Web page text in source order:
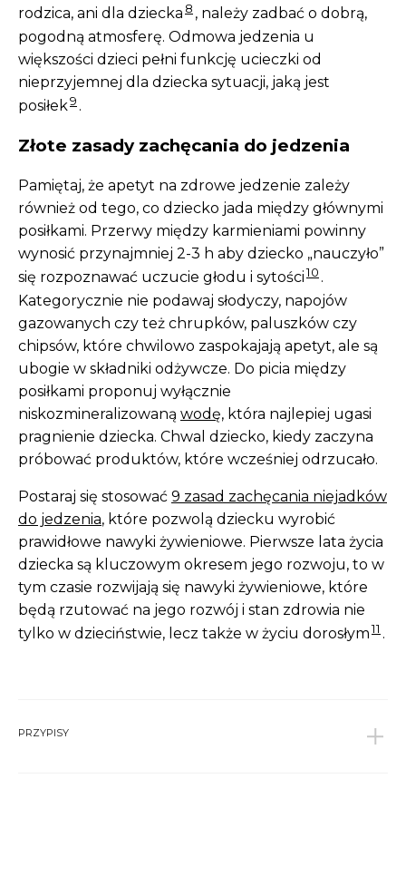
rodzica, ani dla dziecka 8 , należy zadbać o dobrą,
pogodną atmosferę. Odmowa jedzenia u
większości dzieci pełni funkcję ucieczki od
nieprzyjemnej dla dziecka sytuacji, jaką jest
posiłek9 .
Złote zasady zachęcania do jedzenia
Pamiętaj, że apetyt na zdrowe jedzenie zależy
również od tego, co dziecko jada między głównymi
posiłkami. Przerwy między karmieniami powinny
wynosić przynajmniej 2-3 h aby dziecko „nauczyło”
się rozpoznawać uczucie głodu i sytości10 .
Kategorycznie nie podawaj słodyczy, napojów
gazowanych czy też chrupków, paluszków czy
chipsów, które chwilowo zaspokajają apetyt, ale są
ubogie w składniki odżywcze. Do picia między
posiłkami proponuj wyłącznie
niskozmineralizowaną wodę, która najlepiej ugasi
pragnienie dziecka. Chwal dziecko, kiedy zaczyna
próbować produktów, które wcześniej odrzucało.
Postaraj się stosować 9 zasad zachęcania niejadków
do jedzenia, które pozwolą dziecku wyrobić
prawidłowe nawyki żywieniowe. Pierwsze lata życia
dziecka są kluczowym okresem jego rozwoju, to w
tym czasie rozwijają się nawyki żywieniowe, które
będą rzutować na jego rozwój i stan zdrowia nie
tylko w dzieciństwie, lecz także w życiu dorosłym11 .
PRZYPISY